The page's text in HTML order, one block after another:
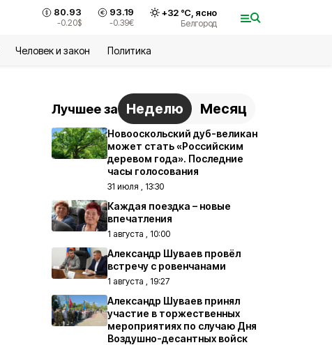
80.93
-0.20$
93.19
-0.39€
+32°С, ясно
Белгород
Человек и закон Политика
Лучшее за Неделю Месяц
Новооскольский дуб-великан
может стать «Российским
деревом года». Последние
часы голосования
31 июля , 13:30
Каждая поездка – новые
впечатления
1 августа , 10:00
Александр Шуваев провёл
встречу с ровенчанами
1 августа , 19:27
Александр Шуваев принял
участие в торжественных
мероприятиях по случаю Дня
Воздушно-десантных войск